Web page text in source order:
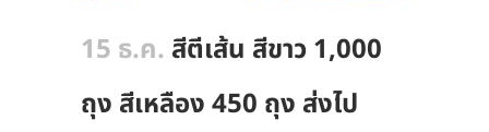
15 ธ.ค. สีตีเส้น สีขาว 1,000
ถุง สีเหลือง 450 ถุง ส่งไป